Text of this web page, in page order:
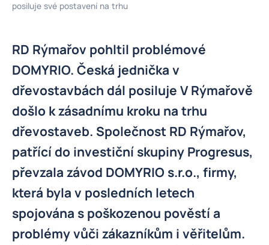
posiluje své postavení na trhu
RD Rýmařov pohltil problémové
DOMYRIO. Česká jednička v
dřevostavbách dál posiluje V Rýmařově
došlo k zásadnímu kroku na trhu
dřevostaveb. Společnost RD Rýmařov,
patřící do investiční skupiny Progresus,
převzala závod DOMYRIO s.r.o., firmy,
která byla v posledních letech
spojována s poškozenou pověstí a
problémy vůči zákazníkům i věřitelům.